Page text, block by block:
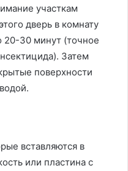
участкам
дверь в комнату
20-30 минут (точное
Затем
поверхности
вставляются в
или пластина с